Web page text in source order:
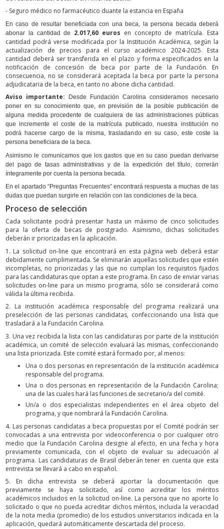
- Seguro médico no farmacéutico duante la estancia en España
En caso de resultar beneficiada con una beca, la persona becada deberá
abonar la cantidad de
2.017,60 euros en concepto de matrícula. Esta
cantidad podrá verse modificada por la Institución Académica, según la
actualización de precios para el curso académico 2024-2025. Esta
cantidad deberá ser transferida en el plazo y forma especificados en la
notificación de concesión de beca por parte de la Fundación. En
consecuencia, no se considerará aceptada la beca por parte la persona
adjudicataria de la beca, en tanto no abone dicha cantidad.
Aviso importante: Desde Fundación Carolina consideramos necesario
poner en su conocimiento que, en previsión de la posible publicación de
alguna medida procedente de cualquiera de las administraciones públicas
que incremente el coste de la matrícula publicado, nuestra institución no
podrá hacerse cargo de la misma, trasladando en su caso, este coste la
persona beneficiara de la beca.
Asimismo le comunicamos que los gastos que en su caso puedan derivarse
del pago de tasas administrativas y de la expedición del título, correrán
íntegramente por cuenta la persona becada.
En el apartado “Preguntas Frecuentes” encontrará respuesta a muchas de las
dudas que puedan surgirle en relación con las condiciones de la beca.
Proceso de selección
Cada solicitante podrá presentar hasta un máximo de cinco solicitudes
para la oferta de becas de postgrado. Asimismo, dichas solicitudes
deberán ir priorizadas en la aplicación.
1. La solicitud on-line que encontrará en esta página web deberá estar
debidamente cumplimentada. Se eliminarán aquellas solicitudes que estén
incompletas, no priorizadas y las que no cumplan los requisitos fijados
para las candidaturas que optan a este programa. En caso de enviar varias
solicitudes on-line para un mismo programa, sólo se considerará como
válida la última recibida.
2. La institución académica responsable del programa realizará una
preselección de las personas candidatas, confeccionando una lista que
trasladará a la Fundación Carolina.
3. Una vez recibida la lista con las candidaturas por parte de la institución
académica, un comité de selección evaluará las mismas, confeccionando
una lista priorizada. Este comité estará formado por, al menos:
Una o dos personas en representación de la institución académica
responsable del programa.
Una o dos personas en representación de la Fundación Carolina;
una de las cuales hará las funciones de secretario/a del comité.
Un/a o dos especialistas independientes en el área objeto del
programa, y que nombrará la Fundación Carolina.
4. Las personas candidatas a beca propuestas por el Comité podrán ser
convocadas a una entrevista por videoconferencia o por cualquier otro
medio que la Fundación Carolina designe al efecto, en una fecha y hora
previamente comunicada, con el objeto de evaluar su adecuación al
programa. Las candidaturas de Brasil deberán tener en cuenta que esta
entrevista se llevará a cabo en español.
5. En dicha entrevista se deberá aportar la documentación que
previamente se haya solicitado, así como acreditar los méritos
académicos incluidos en la solicitud on-line. La persona que no aporte lo
solicitado o que no pueda acreditar dichos méritos, incluida la veracidad
de la nota media (promedio) de los estudios universitarios indicada en la
aplicación, quedará automáticamente descartada del proceso.